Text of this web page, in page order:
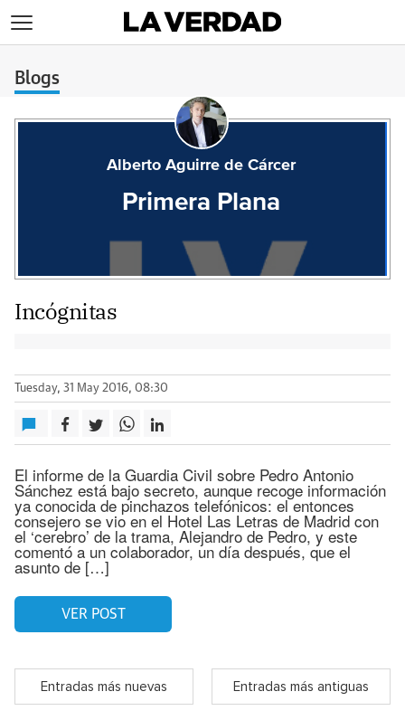
Blogs
Alberto Aguirre de Cárcer
Primera Plana
Incógnitas
Tuesday, 31 May 2016, 08:30
El informe de la Guardia Civil sobre Pedro Antonio
Sánchez está bajo secreto, aunque recoge información
ya conocida de pinchazos telefónicos: el entonces
consejero se vio en el Hotel Las Letras de Madrid con
el ‘cerebro’ de la trama, Alejandro de Pedro, y este
comentó a un colaborador, un día después, que el
asunto de […]
VER POST
Entradas más nuevas Entradas más antiguas